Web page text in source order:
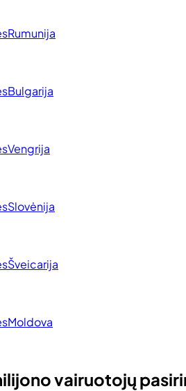
Rumunija
Bulgarija
Vengrija
Slovėnija
Šveicarija
Moldova
vairuotojų